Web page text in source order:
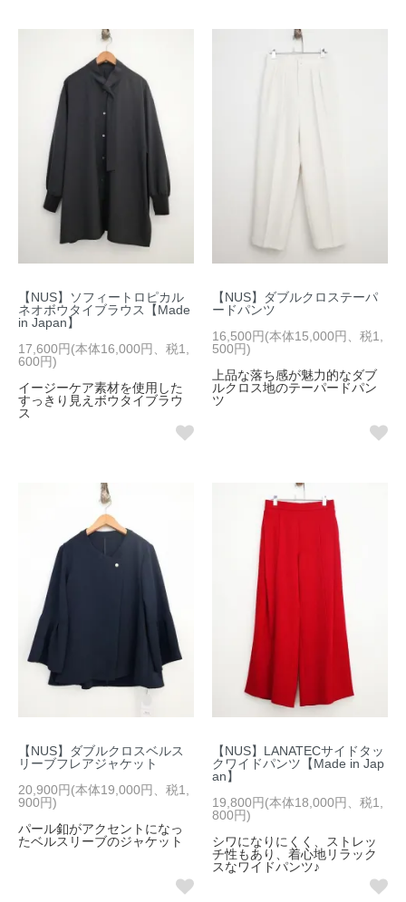
【NUS】ソフィートロピカル
ネオボウタイブラウス【Made
in Japan】
17,600円(本体16,000円、税1,
600円)
イージーケア素材を使用した
すっきり見えボウタイブラウ
ス
【NUS】ダブルクロステーパ
ードパンツ
16,500円(本体15,000円、税1,
500円)
上品な落ち感が魅力的なダブ
ルクロス地のテーパードパン
ツ
【NUS】ダブルクロスベルス
リーブフレアジャケット
20,900円(本体19,000円、税1,
900円)
パール釦がアクセントになっ
たベルスリーブのジャケット
【NUS】LANATECサイドタッ
クワイドパンツ【Made in Jap
an】
19,800円(本体18,000円、税1,
800円)
シワになりにくく、ストレッ
チ性もあり、着心地リラック
スなワイドパンツ♪